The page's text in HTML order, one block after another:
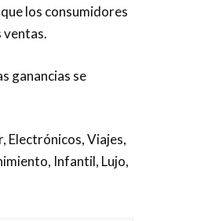
los consumidores
ventas.
ganancias se
Electrónicos, Viajes,
Infantil, Lujo,